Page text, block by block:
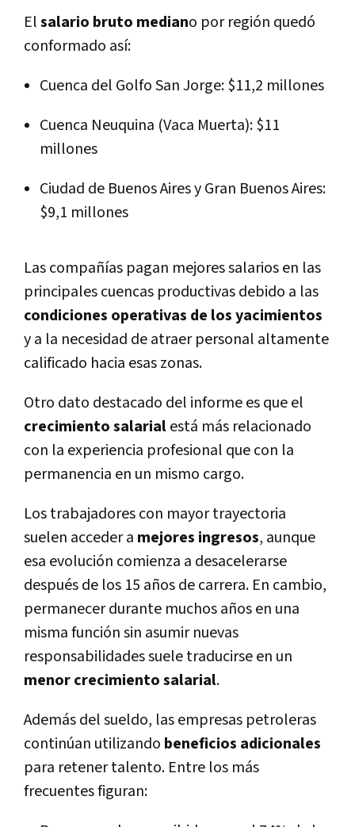
Elsalario bruto mediano por región quedó
conformado así:
Cuenca del Golfo San Jorge:$11,2 millones
Cuenca Neuquina (Vaca Muerta):$11
millones
Ciudad de Buenos Aires y Gran Buenos Aires:
$9,1 millones
Las compañías pagan mejores salarios en las
principales cuencas productivas debido a las
condiciones operativas de los yacimientos
y a la necesidad de atraer personal altamente
calificado hacia esas zonas.
Otro dato destacado del informe es que el
crecimiento salarialestá más relacionado
con la experiencia profesional que con la
permanencia en un mismo cargo.
Los trabajadores con mayor trayectoria
suelen acceder a mejores ingresos, aunque
esa evolución comienza a desacelerarse
después de los 15 años de carrera. En cambio,
permanecer durante muchos años en una
misma función sin asumir nuevas
responsabilidades suele traducirse en un
menor crecimiento salarial.
Además del sueldo, las empresas petroleras
continúan utilizando beneficios adicionales
para retener talento. Entre los más
frecuentes figuran: